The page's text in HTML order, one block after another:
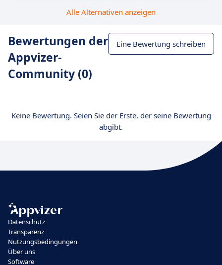
Alle Alternativen anzeigen
Bewertungen der
Appvizer-
Community (0)
Eine Bewertung schreiben
Keine Bewertung. Seien Sie der Erste, der seine Bewertung
abgibt.
Datenschutz
Transparenz
Nutzungsbedingungen
Über uns
Software